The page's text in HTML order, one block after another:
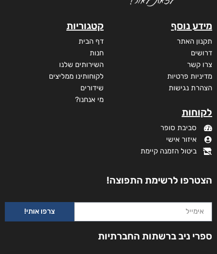
מידע נוסף
תקנון האתר
דרושים
צרו קשר
מדיניות פרטיות
הצהרת נגישות
לקוחות
סביבת סופר
איזור אישי
ביטול הזמנה קיימת
קטגוריות
דף הבית
חנות
השירותים שלנו
לקוחותינו ממליצים
שידורים
מי אנחנו?
הצטרפו לרשימת התפוצה!
צרפו אותי!
ספרי ניב ברשתות החברתיות